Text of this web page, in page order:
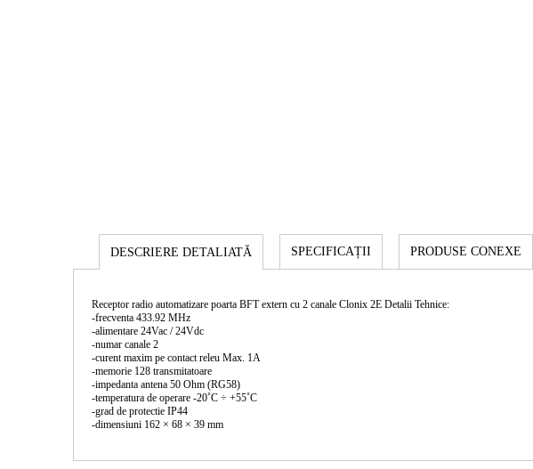
DESCRIERE DETALIATĂ SPECIFICAȚII PRODUSE CONEXE
Receptor radio automatizare poarta BFT extern cu 2 canale Clonix 2E Detalii Tehnice:
-frecventa 433.92 MHz
-alimentare 24Vac / 24Vdc
-numar canale 2
-curent maxim pe contact releu Max. 1A
-memorie 128 transmitatoare
-impedanta antena 50 Ohm (RG58)
-temperatura de operare -20˚C ÷ +55˚C
-grad de protectie IP44
-dimensiuni 162 × 68 × 39 mm